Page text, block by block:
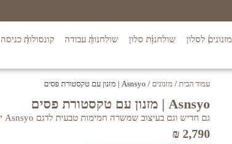
מזנונים לסלון שולחנות סלון שולחנות עבודה קונסולות כניסה
עמוד הבית / מזנונים / Asnsyo | מזנון עם טקסטורת פסים
Asnsyo | מזנון עם טקסטורת פסים
גם חדיש וגם בעיצוב שמשרה חמימות טבעית לדגם Asnsyo יש את זה!
₪ 2,790